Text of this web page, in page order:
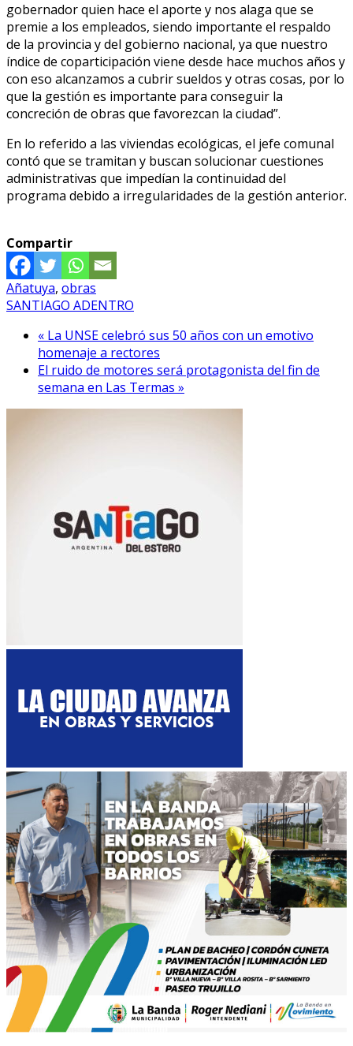
gobernador quien hace el aporte y nos alaga que se
premie a los empleados, siendo importante el respaldo
de la provincia y del gobierno nacional, ya que nuestro
índice de coparticipación viene desde hace muchos años y
con eso alcanzamos a cubrir sueldos y otras cosas, por lo
que la gestión es importante para conseguir la
concreción de obras que favorezcan la ciudad”.
En lo referido a las viviendas ecológicas, el jefe comunal
contó que se tramitan y buscan solucionar cuestiones
administrativas que impedían la continuidad del
programa debido a irregularidades de la gestión anterior.
Compartir
Añatuya, obras
SANTIAGO ADENTRO
« La UNSE celebró sus 50 años con un emotivo
homenaje a rectores
El ruido de motores será protagonista del fin de
semana en Las Termas »